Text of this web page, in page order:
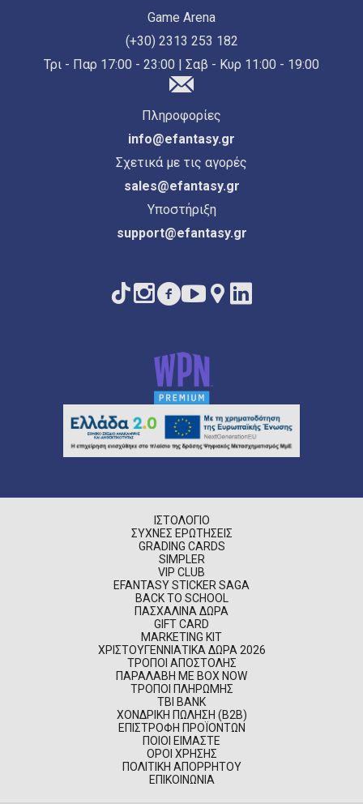
Game Arena
(+30) 2313 253 182
Τρι - Παρ 17:00 - 23:00 | Σαβ - Κυρ 11:00 - 19:00
Πληροφορίες
info@efantasy.gr
Σχετικά με τις αγορές
sales@efantasy.gr
Υποστήριξη
support@efantasy.gr
ΙΣΤΟΛΌΓΙΟ
ΣΥΧΝΈΣ ΕΡΩΤΉΣΕΙΣ
GRADING CARDS
SIMPLER
VIP CLUB
EFANTASY STICKER SAGA
BACK TO SCHOOL
ΠΑΣΧΑΛΙΝΆ ΔΏΡΑ
GIFT CARD
MARKETING KIT
ΧΡΙΣΤΟΥΓΕΝΝΙΆΤΙΚΑ ΔΏΡΑ 2026
ΤΡΌΠΟΙ ΑΠΟΣΤΟΛΉΣ
ΠΑΡΑΛΑΒΉ ΜΕ BOX NOW
ΤΡΌΠΟΙ ΠΛΗΡΩΜΉΣ
TBI BANK
ΧΟΝΔΡΙΚΉ ΠΏΛΗΣΗ (B2B)
ΕΠΙΣΤΡΟΦΉ ΠΡΟΪΌΝΤΩΝ
ΠΟΙΟΊ ΕΊΜΑΣΤΕ
ΌΡΟΙ ΧΡΉΣΗΣ
ΠΟΛΙΤΙΚΉ ΑΠΟΡΡΉΤΟΥ
ΕΠΙΚΟΙΝΩΝΊΑ